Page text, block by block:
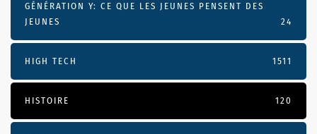
GÉNÉRATION Y: CE QUE LES JEUNES PENSENT DES
JEUNES
24
HIGH TECH 1511
HISTOIRE 120